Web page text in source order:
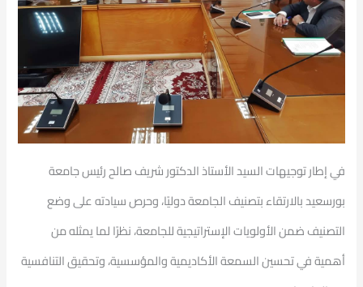
في إطار توجيهات السيد الأستاذ الدكتور شريف صالح رئيس جامعة
بورسعيد بالارتقاء بتصنيفالجامعة دوليًا، وحرص سيادته على وضع
التصنيف ضمن الأولويات الإستراتيجية للجامعة، نظرًا لما يمثله من
أهمية في تحسين السمعة الأكاديمية والمؤسسية، وتحقيق التنافسية